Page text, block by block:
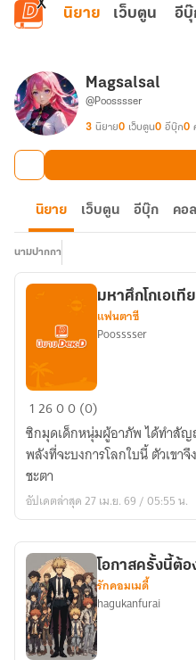
ข้ามไปยังเนื้อหาหลัก
นิยาย เว็บตูน อีบุ๊
Magsalsal
@Poosssser
3 นิยาย0 เว็บตูน0 อีบุ๊ก0
นิยาย เว็บตูน อีบุ๊ก คอ
นามปากกา
มหา
ศึก
โก
เอ
เทีย:Pawn
of
มหาศึกโกเอเ
แฟนตาซี
Poosssser
12600 (0)
ซิกมุดเด็กหนุ่มผู้อาภัพ ได้ทำสัญ
พลังที่จะบงการโลกใบนี้ ตัวเขา
ชะตา
อัปเดตล่าสุด 27 เม.ย. 69 / 05:55 น.
โอกาสครั้งนี้ต้อ
รักคอมเมดี้
hagukanfurai